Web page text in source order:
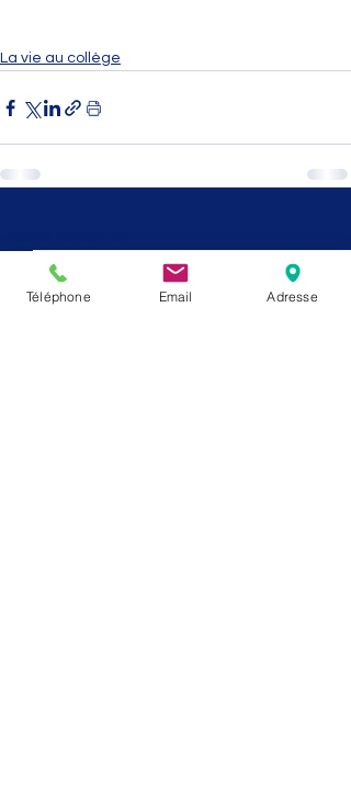
La vie au collège
Téléphone Email Adresse